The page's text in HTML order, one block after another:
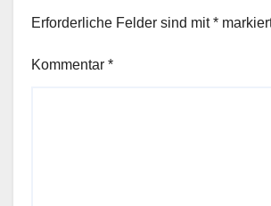
Erforderliche Felder sind mit*
Kommentar *